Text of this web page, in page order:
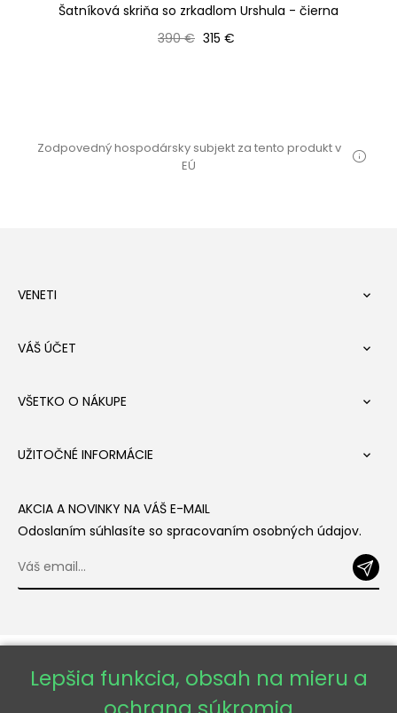
Šatníková skriňa so zrkadlom Urshula - čierna
Bežná cena
390 € Cena
315 €
Zodpovedný hospodársky subjekt za tento produkt v
EÚ
VENETI 
VÁŠ ÚČET 
VŠETKO O NÁKUPE 
UŽITOČNÉ INFORMÁCIE 
AKCIA A NOVINKY NA VÁŠ E-MAIL
Odoslaním súhlasíte so spracovaním osobných údajov.
Lepšia funkcia, obsah na mieru a